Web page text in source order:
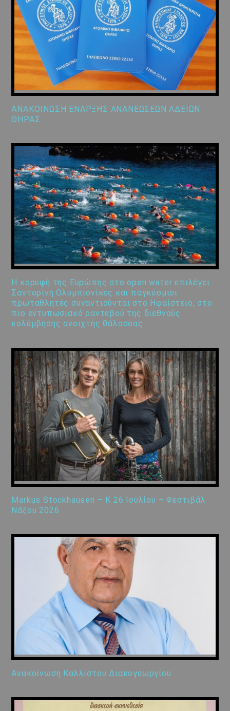
ΑΝΑΚΟΙΝΩΣΗ ΕΝΑΡΞΗΣ ΑΝΑΝΕΩΣΕΩΝ ΑΔΕΙΩΝ
ΘΗΡΑΣ
Η κορυφή της Ευρώπης στο open water επιλέγει
Σαντορίνη Ολυμπιονίκες και παγκόσμιοι
πρωταθλητές συναντιούνται στο Ηφαίστειο, στο
πιο εντυπωσιακό ραντεβού της διεθνούς
κολύμβησης ανοιχτής θάλασσας
Markus Stockhausen – K 26 Ιουλίου – Φεστιβάλ
Νάξου 2026
Ανακοίνωση Καλλίστου Διακογεωργίου